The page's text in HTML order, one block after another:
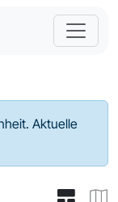
Aktuelle